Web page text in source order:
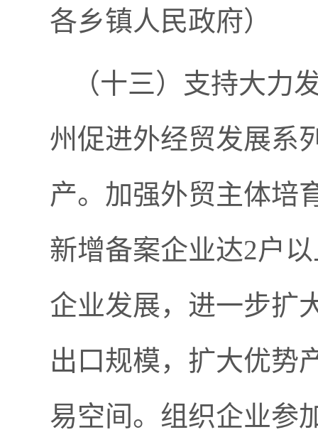
各乡镇人民政府）
（十三）支持大力
州促进外经贸发展系
产。加强外贸主体培
新增备案企业达2户
企业发展，进一步扩
出口规模，扩大优势
易空间。组织企业参